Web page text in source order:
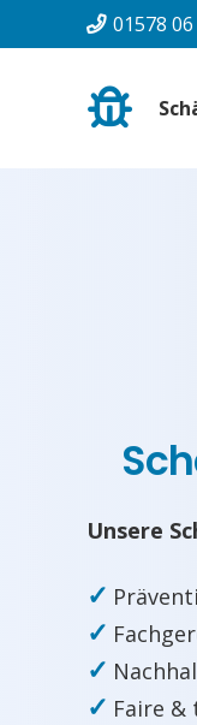
01578
Unsere
✓
✓
✓
✓ Faire &